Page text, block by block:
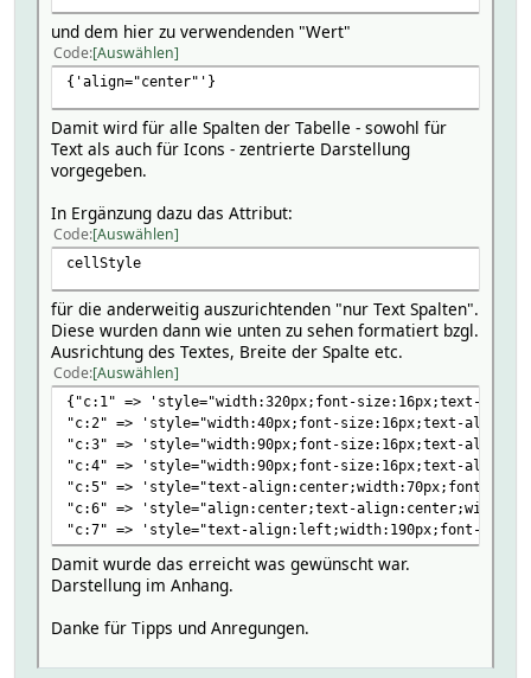
und dem hier zu verwendenden "Wert"
Code Auswählen
{'align="center"'}
Damit wird für alle Spalten der Tabelle - sowohl für
Text als auch für Icons - zentrierte Darstellung
vorgegeben.
In Ergänzung dazu das Attribut:
Code Auswählen
cellStyle
für die anderweitig auszurichtenden "nur Text Spalten".
Diese wurden dann wie unten zu sehen formatiert bzgl.
Ausrichtung des Textes, Breite der Spalte etc.
Code Auswählen
{"c:1" => 'style="width:320px;font-size:16px;text-
"c:2" => 'style="width:40px;font-size:16px;text-
"c:3" => 'style="width:90px;font-size:16px;text-
"c:4" => 'style="width:90px;font-size:16px;text-
"c:5" => 'style="text-align:center;width:70px;font-
"c:6" => 'style="align:center;text-
"c:7" => 'style="text-align:left;width:190px;font-
Damit wurde das erreicht was gewünscht war.
Darstellung im Anhang.
Danke für Tipps und Anregungen.